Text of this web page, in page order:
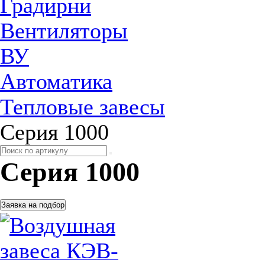
Градирни
Вентиляторы
ВУ
Автоматика
Тепловые завесы
Серия 1000
Серия 1000
Заявка на подбор